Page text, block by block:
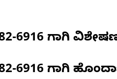
6916 ಗಾಗಿ
6916 ಗಾಗಿ